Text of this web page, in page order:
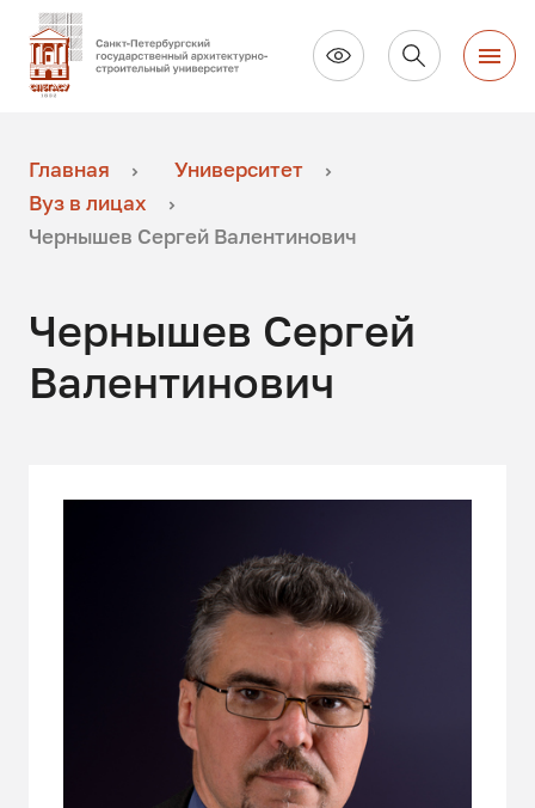
Главная
Университет
Вуз в лицах
Чернышев Сергей Валентинович
Чернышев Сергей
Валентинович